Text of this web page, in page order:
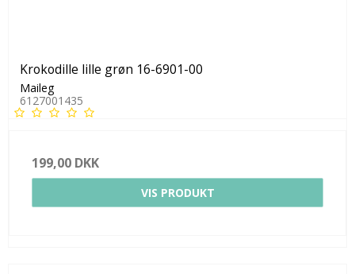
Krokodille lille grøn 16-6901-00
Maileg
6127001435
199,00 DKK
VIS PRODUKT